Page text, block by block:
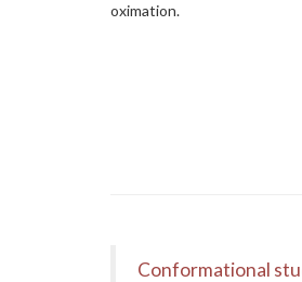
oximation.
Conformational